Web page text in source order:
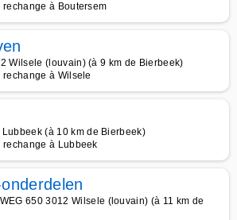
à Boutersem
Wilsele (louvain) (à 9 km de Bierbeek)
rechange à Wilsele
Lubbeek (à 10 km de Bierbeek)
rechange à Lubbeek
650 3012 Wilsele (louvain) (à 11 km de